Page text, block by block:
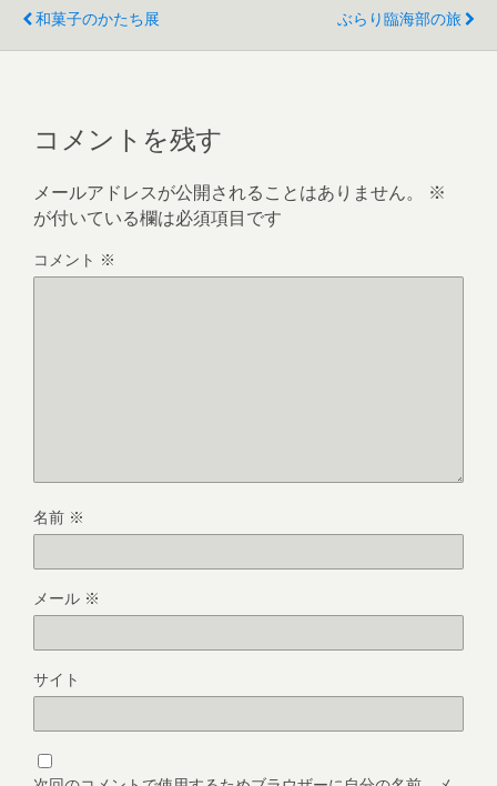
和菓子のかたち展
ぶらり臨海部の旅
コメントを残す
メールアドレスが公開されることはありません。
※
が付いている欄は必須項目です
コメント ※
名前 ※
メール ※
サイト